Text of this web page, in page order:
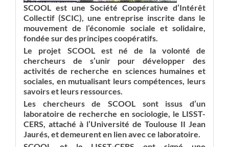
SCOOL est une Société Coopérative d’Intérêt
Collectif (SCIC), une entreprise inscrite dans le
mouvement de l’économie sociale et solidaire,
fondée sur des principes coopératifs.
Le projet SCOOL est né de la volonté de
chercheurs de s’unir pour développer des
activités de recherche en sciences humaines et
sociales, en mutualisant leurs compétences, leurs
savoirs et leurs ressources.
Les chercheurs de SCOOL sont issus d’un
laboratoire de recherche en sociologie, le LISST-
CERS, attaché à l’Université de Toulouse II Jean
Jaurés, et demeurent en lien avec ce laboratoire.